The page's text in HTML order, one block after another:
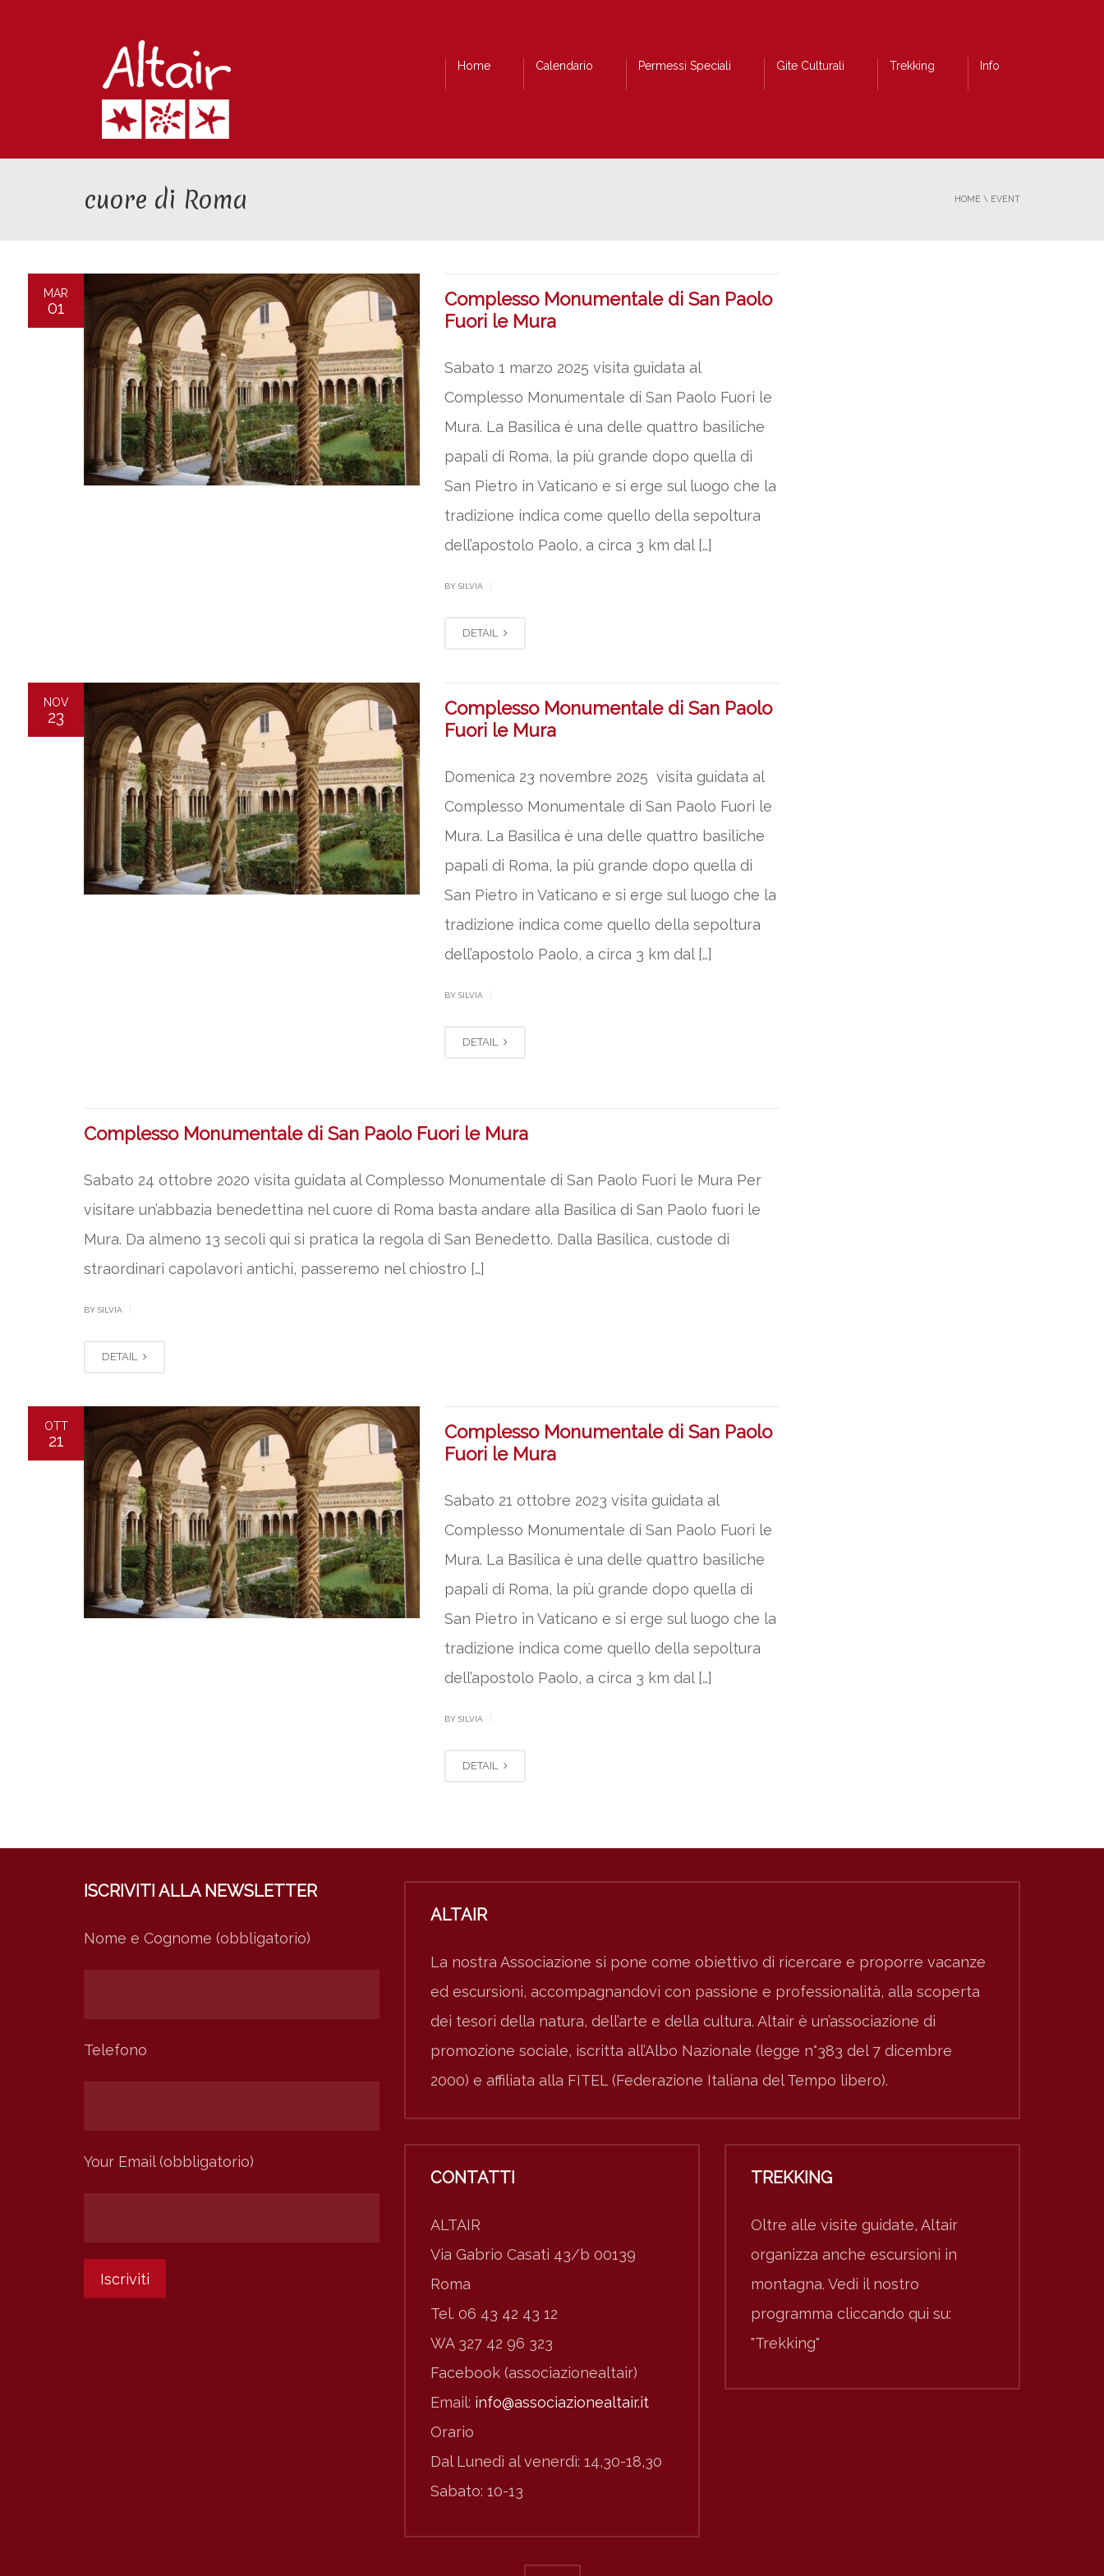
Home Calendario Permessi Speciali Gite Culturali Trekking Info
cuore di Roma HOME \ EVENT
MAR
01
Complesso Monumentale di San Paolo
Fuori le Mura
Sabato 1 marzo 2025 visita guidata al
Complesso Monumentale di San Paolo Fuori le
Mura. La Basilica è una delle quattro basiliche
papali di Roma, la più grande dopo quella di
San Pietro in Vaticano e si erge sul luogo che la
tradizione indica come quello della sepoltura
dell’apostolo Paolo, a circa 3 km dal […]
BY SILVIA
DETAIL
NOV
23
Complesso Monumentale di San Paolo
Fuori le Mura
Domenica 23 novembre 2025 visita guidata al
Complesso Monumentale di San Paolo Fuori le
Mura. La Basilica è una delle quattro basiliche
papali di Roma, la più grande dopo quella di
San Pietro in Vaticano e si erge sul luogo che la
tradizione indica come quello della sepoltura
dell’apostolo Paolo, a circa 3 km dal […]
BY SILVIA
DETAIL
Complesso Monumentale di San Paolo Fuori le Mura
Sabato 24 ottobre 2020 visita guidata al Complesso Monumentale di San Paolo Fuori le Mura Per
visitare un’abbazia benedettina nel cuore di Roma basta andare alla Basilica di San Paolo fuori le
Mura. Da almeno 13 secoli qui si pratica la regola di San Benedetto. Dalla Basilica, custode di
straordinari capolavori antichi, passeremo nel chiostro […]
BY SILVIA
DETAIL
OTT
21
Complesso Monumentale di San Paolo
Fuori le Mura
Sabato 21 ottobre 2023 visita guidata al
Complesso Monumentale di San Paolo Fuori le
Mura. La Basilica è una delle quattro basiliche
papali di Roma, la più grande dopo quella di
San Pietro in Vaticano e si erge sul luogo che la
tradizione indica come quello della sepoltura
dell’apostolo Paolo, a circa 3 km dal […]
BY SILVIA
DETAIL
ISCRIVITI ALLA NEWSLETTER
Nome e Cognome (obbligatorio)
Telefono
Your Email (obbligatorio)
ALTAIR
La nostra Associazione si pone come obiettivo di ricercare e proporre vacanze
ed escursioni, accompagnandovi con passione e professionalità, alla scoperta
dei tesori della natura, dell’arte e della cultura. Altair è un’associazione di
promozione sociale, iscritta all’Albo Nazionale (legge n°383 del 7 dicembre
2000) e affiliata alla FITEL (Federazione Italiana del Tempo libero).
CONTATTI
ALTAIR
Via Gabrio Casati 43/b 00139
Roma
Tel. 06 43 42 43 12
WA 327 42 96 323
Facebook (associazionealtair)
Email: info@associazionealtair.it
Orario
Dal Lunedì al venerdì: 14,30-18,30
Sabato: 10-13
TREKKING
Oltre alle visite guidate, Altair
organizza anche escursioni in
montagna. Vedi il nostro
programma cliccando qui su:
"Trekking"